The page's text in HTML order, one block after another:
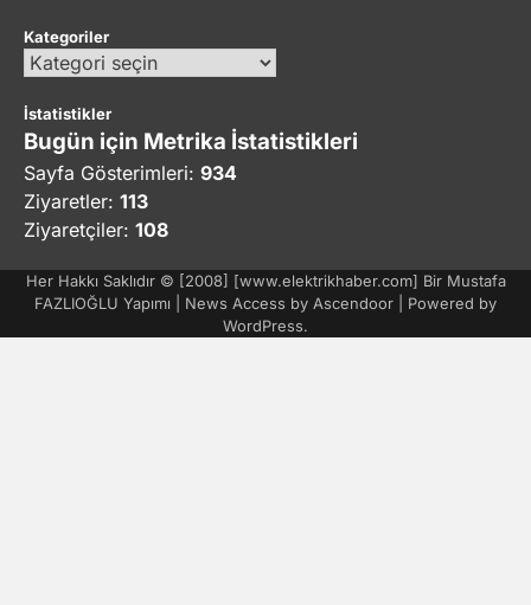
Kategoriler
Kategoriler
İstatistikler
Bugün için Metrika İstatistikleri
Sayfa Gösterimleri: 934
Ziyaretler: 113
Ziyaretçiler: 108
Her Hakkı Saklıdır © [2008] [www.elektrikhaber.com] Bir Mustafa
FAZLIOĞLU Yapımı | News Access by Ascendoor | Powered by
WordPress.